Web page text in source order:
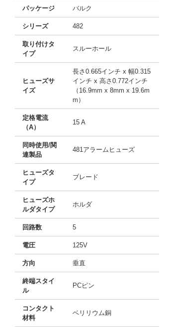
パッケージ バルク
シリーズ 482
取り付けタ
イプ
スルーホール
ヒューズサ
イズ
長さ0.665インチ x 幅0.315
インチ x 高さ0.772インチ
（16.9mm x 8mm x 19.6m
m）
定格電流
（A）
15 A
同時使用/関
連製品
481アラームヒューズ
ヒューズタ
イプ
ブレード
ヒューズホ
ルダタイプ
ホルダ
回路数 5
電圧 125V
方向 垂直
終端スタイ
ル
PCピン
コンタクト
材料
ベリリウム銅